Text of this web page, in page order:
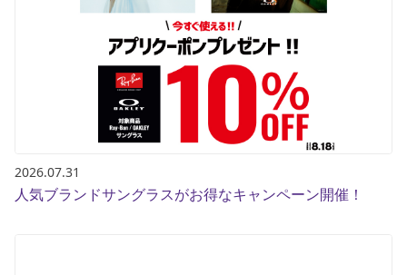
2026.07.31
人気ブランドサングラスがお得なキャンペーン開催！